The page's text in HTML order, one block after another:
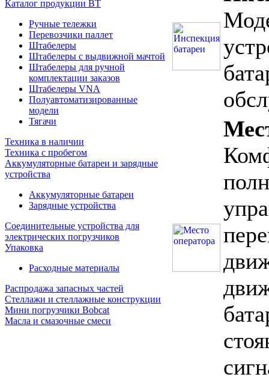
Каталог продукции BT
Ручные тележки
Перевозчики паллет
Штабелеры
Штабелеры с выдвижной мачтой
Штабелеры для ручной
комплектации заказов
Штабелеры VNA
Полуавтоматизированные
модели
Тягачи
Техника в наличии
Техника с пробегом
Аккумуляторные батареи и зарядные
устройства
Аккумуляторные батареи
Зарядные устройства
Соединительные устройства для
электрических погрузчиков
Упаковка
Расходные материалы
Распродажа запасных частей
Стеллажи и стеллажные конструкции
Мини погрузчики Bobcat
Масла и смазочные смеси